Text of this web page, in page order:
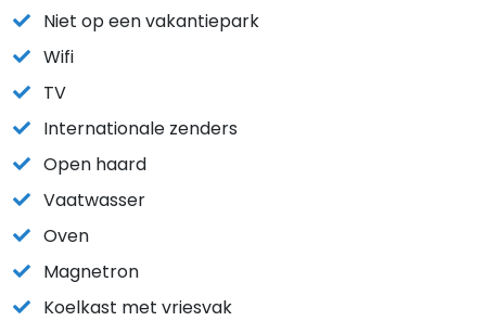
Niet op een vakantiepark
Wifi
TV
Internationale zenders
Open haard
Vaatwasser
Oven
Magnetron
Koelkast met vriesvak